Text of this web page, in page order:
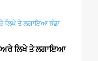
ਲਿਖੇ ਤੇ ਲਗਾਇਆ